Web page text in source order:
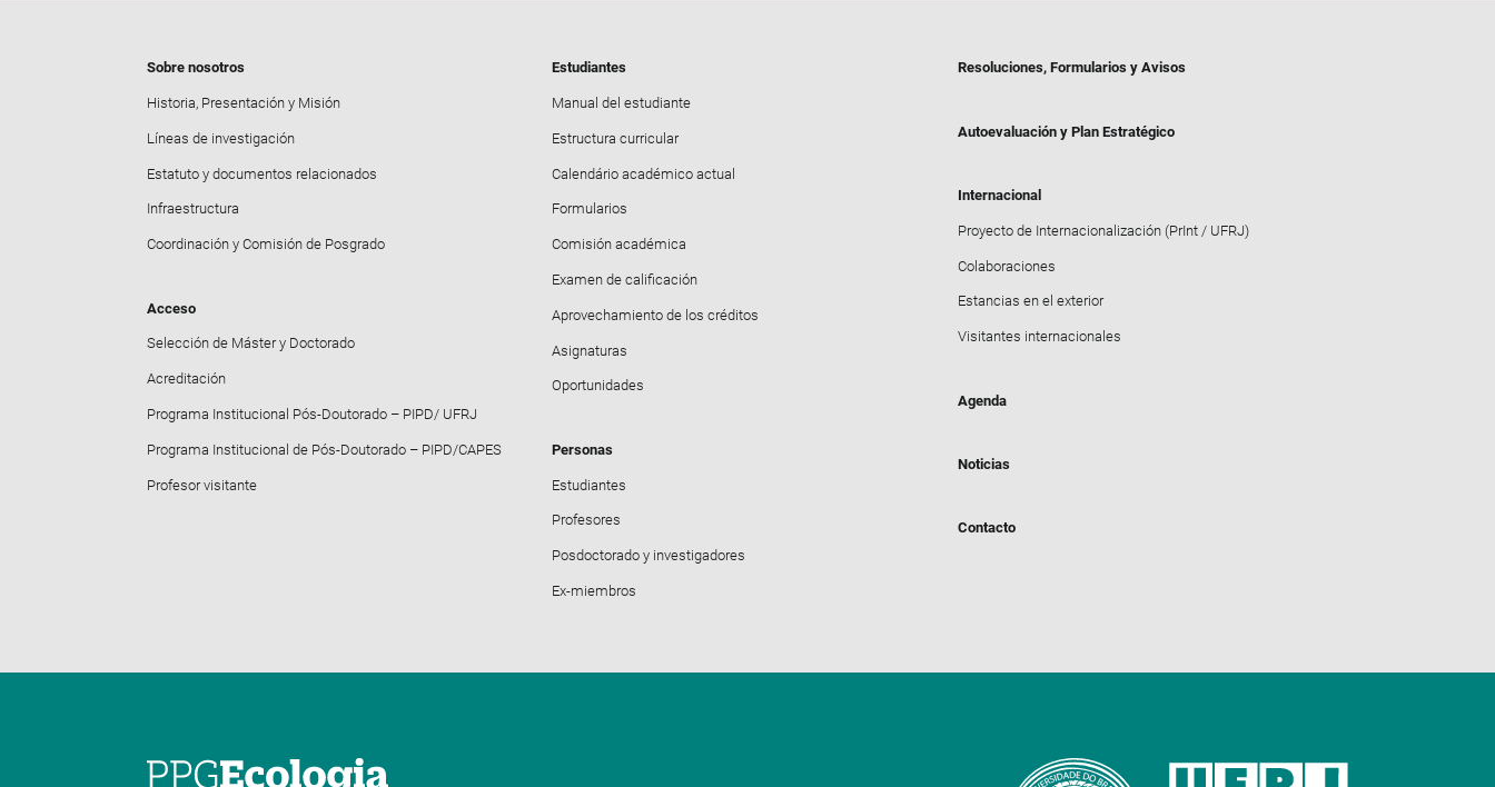
Sobre nosotros
Historia, Presentación y Misión
Líneas de investigación
Estatuto y documentos relacionados
Infraestructura
Coordinación y Comisión de Posgrado
Acceso
Selección de Máster y Doctorado
Acreditación
Programa Institucional Pós-Doutorado – PIPD/ UFRJ
Programa Institucional de Pós-Doutorado – PIPD/CAPES
Profesor visitante
Estudiantes
Manual del estudiante
Estructura curricular
Calendário académico actual
Formularios
Comisión académica
Examen de calificación
Aprovechamiento de los créditos
Asignaturas
Oportunidades
Personas
Estudiantes
Profesores
Posdoctorado y investigadores
Ex-miembros
Resoluciones, Formularios y Avisos
Autoevaluación y Plan Estratégico
Internacional
Proyecto de Internacionalización (PrInt / UFRJ)
Colaboraciones
Estancias en el exterior
Visitantes internacionales
Agenda
Noticias
Contacto